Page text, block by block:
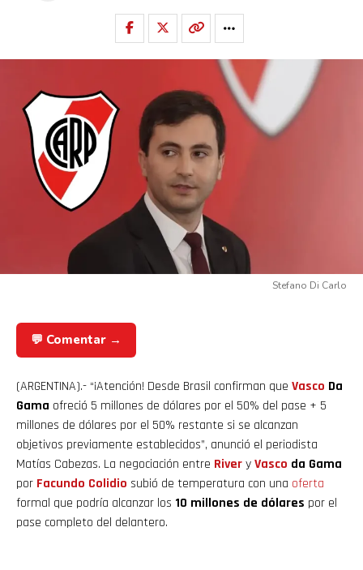
Stefano Di Carlo
💬 Comentar →
(ARGENTINA).- “¡Atención! Desde Brasil confirman que Vasco Da
Gama ofreció 5 millones de dólares por el 50% del pase + 5
millones de dólares por el 50% restante si se alcanzan
objetivos previamente establecidos”, anunció el periodista
Matías Cabezas. La negociación entre RiveryVasco da Gama
por Facundo Colidio subió de temperatura con una oferta
formal que podría alcanzar los 10 millones de dólares por el
pase completo del delantero.